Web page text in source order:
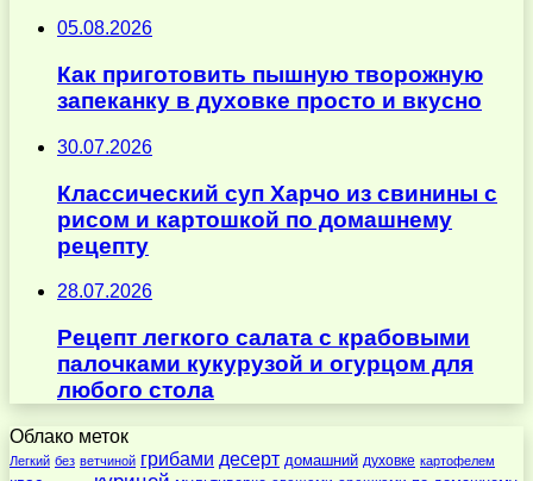
05.08.2026
Как приготовить пышную творожную
запеканку в духовке просто и вкусно
30.07.2026
Классический суп Харчо из свинины с
рисом и картошкой по домашнему
рецепту
28.07.2026
Рецепт легкого салата с крабовыми
палочками кукурузой и огурцом для
любого стола
Облако меток
Легкий без ветчиной грибами десерт домашний духовке картофелем